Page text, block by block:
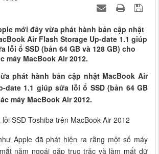
mới đây vừa phát hành bản cập nhật
Air Flash Storage Up-date 1.1 giúp
lỗi ổ SSD (bản 64 GB và 128 GB) cho
máy MacBook Air 2012.
phát hành bản cập nhật MacBook Air
date 1.1 giúp sửa lỗi ổ SSD (bản 64 GB
máy MacBook Air 2012.
Apple đã phát hiện ra rằng một số máy
năm ngoái gặp trục trặc và làm mất dữ